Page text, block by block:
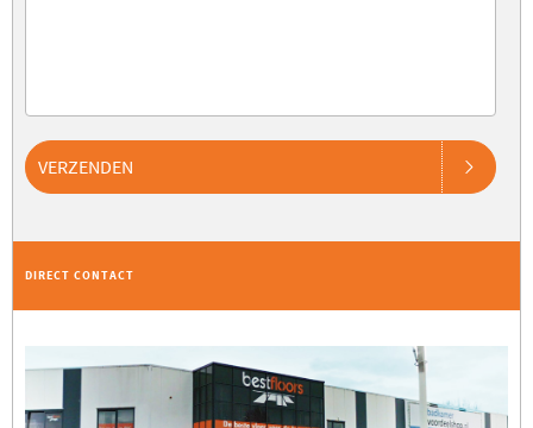
VERZENDEN
DIRECT CONTACT